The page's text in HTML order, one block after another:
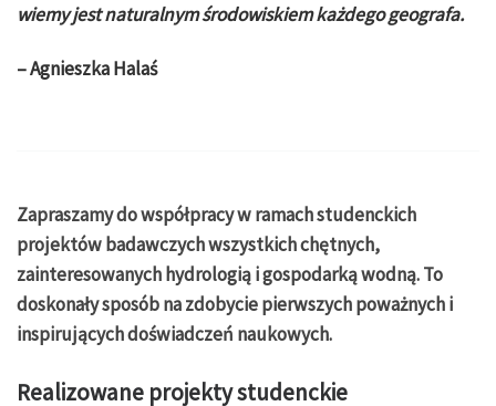
wiemy jest naturalnym środowiskiem każdego geografa.
– Agnieszka Halaś
Zapraszamy do współpracy w ramach studenckich
projektów badawczych wszystkich chętnych,
zainteresowanych hydrologią i gospodarką wodną. To
doskonały sposób na zdobycie pierwszych poważnych i
inspirujących doświadczeń naukowych.
Realizowane projekty studenckie